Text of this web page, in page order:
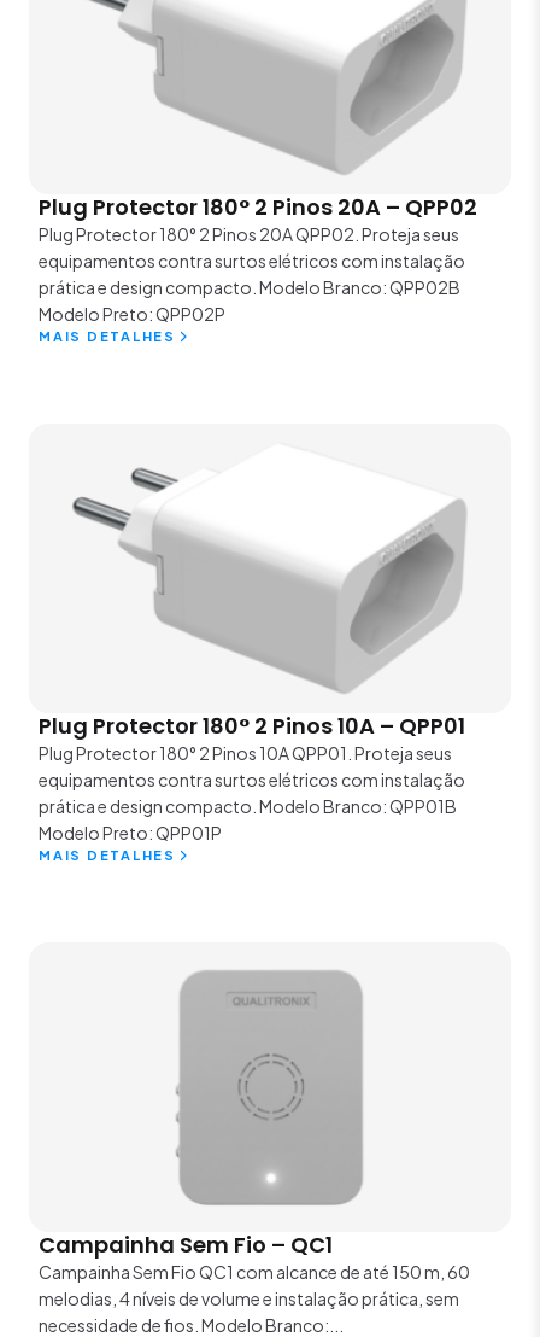
Plug Protector 180° 2 Pinos 20A – QPP02
Plug Protector 180° 2 Pinos 20A QPP02. Proteja seus
equipamentos contra surtos elétricos com instalação
prática e design compacto. Modelo Branco: QPP02B
Modelo Preto: QPP02P
MAIS DETALHES
Plug Protector 180° 2 Pinos 10A – QPP01
Plug Protector 180° 2 Pinos 10A QPP01. Proteja seus
equipamentos contra surtos elétricos com instalação
prática e design compacto. Modelo Branco: QPP01B
Modelo Preto: QPP01P
MAIS DETALHES
Campainha Sem Fio – QC1
Campainha Sem Fio QC1 com alcance de até 150 m, 60
melodias, 4 níveis de volume e instalação prática, sem
necessidade de fios. Modelo Branco:...